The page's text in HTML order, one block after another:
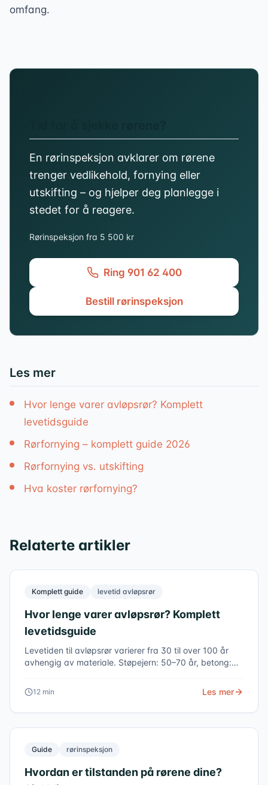
omfang.
En rørinspeksjon avklarer om rørene
trenger vedlikehold, fornying eller
utskifting – og hjelper deg planlegge i
stedet for å reagere.
Rørinspeksjon fra 5 500 kr
Ring 901 62 400
Bestill rørinspeksjon
Les mer
Hvor lenge varer avløpsrør? Komplett
levetidsguide
Rørfornying – komplett guide 2026
Rørfornying vs. utskifting
Hva koster rørfornying?
Relaterte artikler
Komplett guide levetid avløpsrør
Hvor lenge varer avløpsrør? Komplett
levetidsguide
Levetiden til avløpsrør varierer fra 30 til over 100 år
avhengig av materiale. Støpejern: 50–70 år, betong:
12 min Les mer
Guide rørinspeksjon
Hvordan er tilstanden på rørene dine?